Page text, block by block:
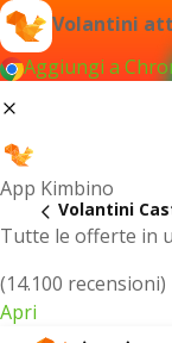
Volantini
Aggiungi a
App Kimbino
Tutte le offerte in
(14.100 recensioni)
Apri
Volantini